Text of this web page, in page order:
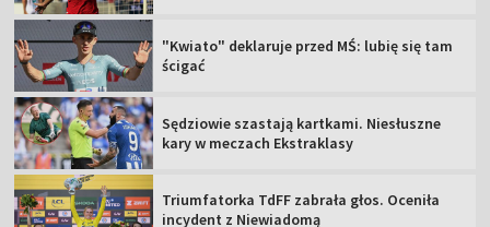
"Kwiato" deklaruje przed MŚ: lubię się tam
ścigać
Sędziowie szastają kartkami. Niesłuszne
kary w meczach Ekstraklasy
Triumfatorka TdFF zabrała głos. Oceniła
incydent z Niewiadomą